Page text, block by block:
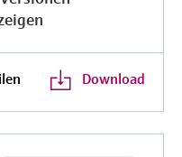
Download